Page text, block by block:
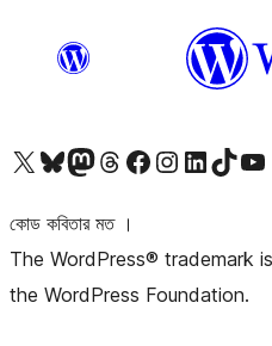
আমাদের X (আগের টুইটার) অ্যাকাউন্টে যানআমাদের Bluesky অ্যাকাউন্টটি দেখুনআমাদের মাস্টোডন অ্যাকাউন্টটি দেখুনআমাদের থ্রেডস অ্যাকাউন্টটি দেখুনআমাদের ফেসবুক পেজ দেখুনআমাদের ইন্সটাগ্রাম অ্যাকাউন্ট দেখুনআমাদের লিঙ্কডইন অ্যাকাউন্টে যানআমাদের TikTok অ্যাকাউন্টটি দেখুনআমাদের ইউটিউব চ্যানেলে যান
কোড কবিতার মত ।
The WordPress® trademark
the WordPress Foundation.